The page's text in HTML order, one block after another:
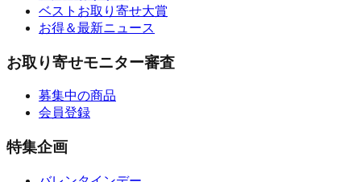
ベストお取り寄せ大賞
お得＆最新ニュース
お取り寄せモニター審査
募集中の商品
会員登録
特集企画